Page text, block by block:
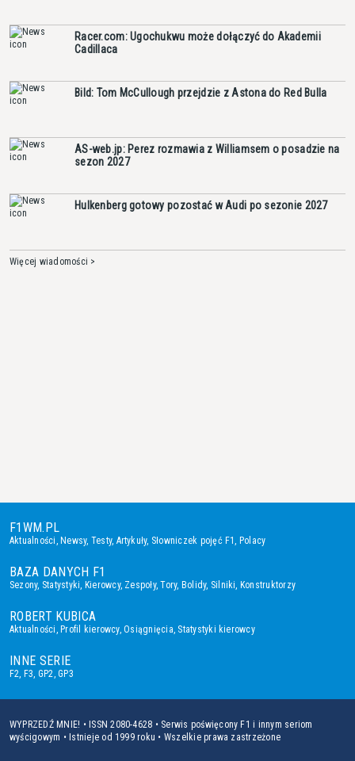
Racer.com: Ugochukwu może dołączyć do Akademii
Cadillaca
Bild: Tom McCullough przejdzie z Astona do Red Bulla
AS-web.jp: Perez rozmawia z Williamsem o posadzie na
sezon 2027
Hulkenberg gotowy pozostać w Audi po sezonie 2027
Więcej wiadomości >
F1WM.PL
Aktualności, Newsy, Testy, Artykuły, Słowniczek pojęć F1, Polacy
BAZA DANYCH F1
Sezony, Statystyki, Kierowcy, Zespoły,Tory, Bolidy, Silniki, Konstruktorzy
ROBERT KUBICA
Aktualności, Profil kierowcy,Osiągnięcia, Statystyki kierowcy
INNE SERIE
F2, F3, GP2,GP3
WYPRZEDŹ MNIE! • ISSN 2080-4628 • Serwis poświęcony F1 i innym seriom
wyścigowym • Istnieje od 1999 roku • Wszelkie prawa zastrzeżone